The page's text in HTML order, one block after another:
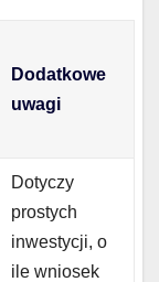
Dodatkowe
uwagi
Dotyczy
prostych
inwestycji, o
ile wniosek